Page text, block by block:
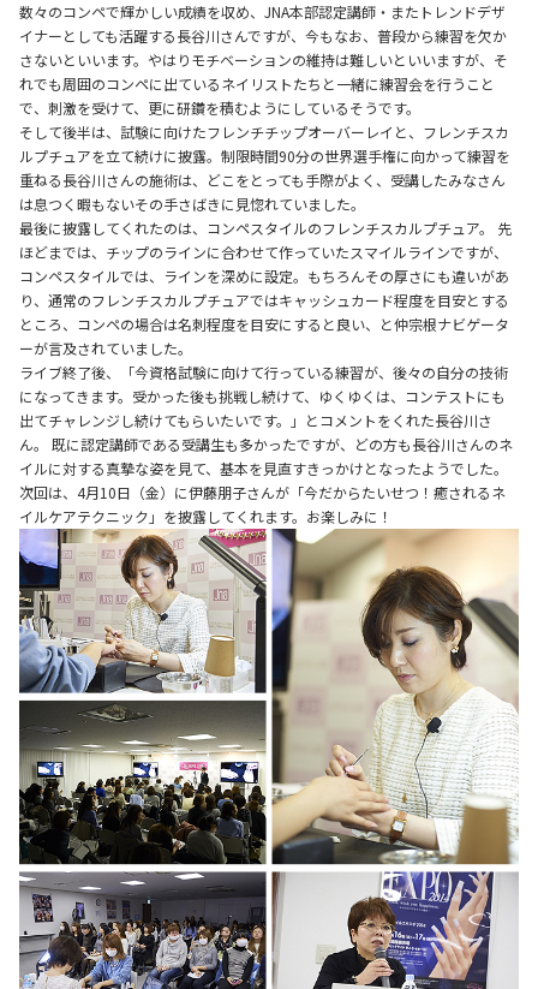
数々のコンペで輝かしい成績を収め、JNA本部認定講師・またトレンドデザ
イナーとしても活躍する長谷川さんですが、今もなお、普段から練習を欠か
さないといいます。やはりモチベーションの維持は難しいといいますが、そ
れでも周囲のコンペに出ているネイリストたちと一緒に練習会を行うこと
で、刺激を受けて、更に研鑽を積むようにしているそうです。
そして後半は、試験に向けたフレンチチップオーバーレイと、フレンチスカ
ルプチュアを立て続けに披露。制限時間90分の世界選手権に向かって練習を
重ねる長谷川さんの施術は、どこをとっても手際がよく、受講したみなさん
は息つく暇もないその手さばきに見惚れていました。
最後に披露してくれたのは、コンペスタイルのフレンチスカルプチュア。 先
ほどまでは、チップのラインに合わせて作っていたスマイルラインですが、
コンペスタイルでは、ラインを深めに設定。もちろんその厚さにも違いがあ
り、通常のフレンチスカルプチュアではキャッシュカード程度を目安とする
ところ、コンペの場合は名刺程度を目安にすると良い、と仲宗根ナビゲータ
ーが言及されていました。
ライブ終了後、「今資格試験に向けて行っている練習が、後々の自分の技術
になってきます。受かった後も挑戦し続けて、ゆくゆくは、コンテストにも
出てチャレンジし続けてもらいたいです。」とコメントをくれた長谷川さ
ん。 既に認定講師である受講生も多かったですが、どの方も長谷川さんのネ
イルに対する真摯な姿を見て、基本を見直すきっかけとなったようでした。
次回は、4月10日（金）に伊藤朋子さんが「今だからたいせつ！癒されるネ
イルケアテクニック」を披露してくれます。お楽しみに！